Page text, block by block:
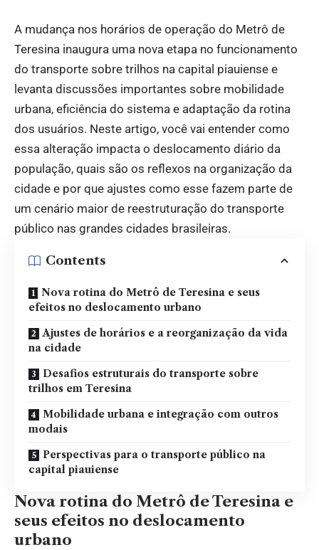
A mudança nos horários de operação do Metrô de
Teresina inaugura uma nova etapa no funcionamento
do transporte sobre trilhos na capital piauiense e
levanta discussões importantes sobre mobilidade
urbana, eficiência do sistema e adaptação da rotina
dos usuários. Neste artigo, você vai entender como
essa alteração impacta o deslocamento diário da
população, quais são os reflexos na organização da
cidade e por que ajustes como esse fazem parte de
um cenário maior de reestruturação do transporte
público nas grandes cidades brasileiras.
Contents
Nova rotina do Metrô de Teresina e seus
efeitos no deslocamento urbano
Ajustes de horários e a reorganização da vida
na cidade
Desafios estruturais do transporte sobre
trilhos em Teresina
Mobilidade urbana e integração com outros
modais
Perspectivas para o transporte público na
capital piauiense
Nova rotina do Metrô de Teresina e
seus efeitos no deslocamento
urbano